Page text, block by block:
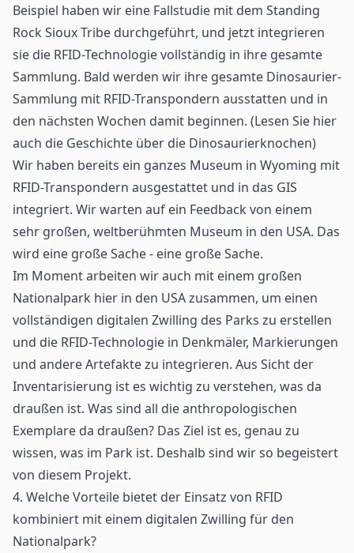
Beispiel haben wir eine Fallstudie mit dem Standing
Rock Sioux Tribe durchgeführt, und jetzt integrieren
sie die RFID-Technologie vollständig in ihre gesamte
Sammlung. Bald werden wir ihre gesamte Dinosaurier-
Sammlung mit RFID-Transpondern ausstatten und in
den nächsten Wochen damit beginnen. (Lesen Sie hier
auch die Geschichte über die Dinosaurierknochen)
Wir haben bereits ein ganzes Museum in Wyoming mit
RFID-Transpondern ausgestattet und in das GIS
integriert. Wir warten auf ein Feedback von einem
sehr großen, weltberühmten Museum in den USA. Das
wird eine große Sache - eine große Sache.
Im Moment arbeiten wir auch mit einem großen
Nationalpark hier in den USA zusammen, um einen
vollständigen digitalen Zwilling des Parks zu erstellen
und die RFID-Technologie in Denkmäler, Markierungen
und andere Artefakte zu integrieren. Aus Sicht der
Inventarisierung ist es wichtig zu verstehen, was da
draußen ist. Was sind all die anthropologischen
Exemplare da draußen? Das Ziel ist es, genau zu
wissen, was im Park ist. Deshalb sind wir so begeistert
von diesem Projekt.
4. Welche Vorteile bietet der Einsatz von RFID
kombiniert mit einem digitalen Zwilling für den
Nationalpark?